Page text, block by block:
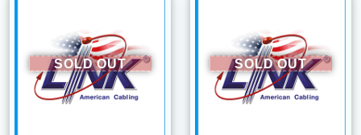
SOLD OUT SOLD OUT